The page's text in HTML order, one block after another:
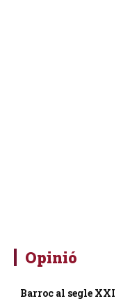
Opinió
Barroc al segle XXI